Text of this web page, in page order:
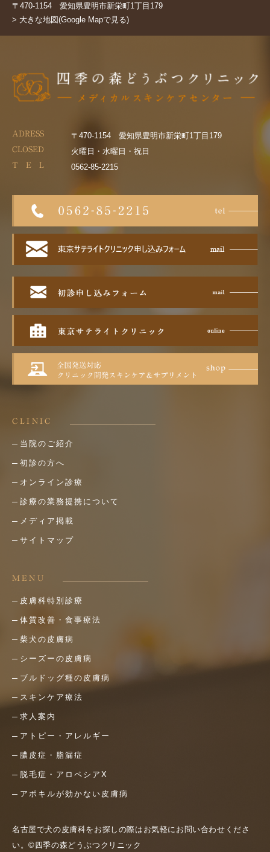
〒470-1154 愛知県豊明市新栄町1丁目179
> 大きな地図(Google Mapで見る)
ADRESS 〒470-1154 愛知県豊明市新栄町1丁目179
CLOSED 火曜日・水曜日・祝日
T E L 0562-85-2215
CLINIC
当院のご紹介
初診の方へ
オンライン診療
診療の業務提携について
メディア掲載
サイトマップ
MENU
皮膚科特別診療
体質改善・食事療法
柴犬の皮膚病
シーズーの皮膚病
ブルドッグ種の皮膚病
スキンケア療法
求人案内
アトピー・アレルギー
膿皮症・脂漏症
脱毛症・アロペシアX
アポキルが効かない皮膚病
名古屋で犬の皮膚科をお探しの際はお気軽にお問い合わせくださ
い。©四季の森どうぶつクリニック